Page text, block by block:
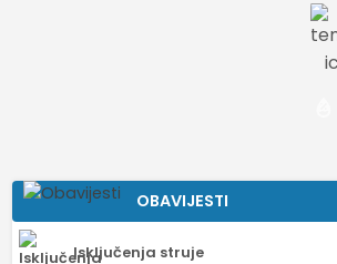
OBAVIJESTI
Isključenja struje